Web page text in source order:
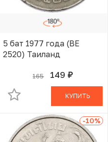
5 бат 1977 года (BE
2520) Таиланд
165 149 руб.
В КОРЗИНЕ
КУПИТЬ
-10%